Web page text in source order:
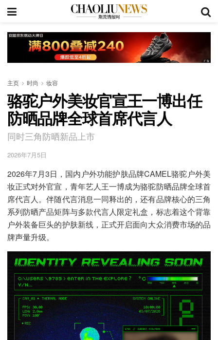
主页 时尚 妆容
骆驼户外美妆官宣王一博出任
防晒品牌全球首席代言人
同时三角防晒新品上市
2026年7月5日
2026年7月3日，国内户外功能护肤品牌CAMEL骆驼户外美
妆正式对外官宣，青年艺人王一博成为骆驼防晒品牌全球首
席代言人。伴随代言消息一同释出的，还有品牌核心的三角
系列防晒产品矩阵与多款代言人限定礼盒，标志着这个背靠
户外装备巨头的护肤新线，正式开启面向大众消费市场的品
牌声量升级。